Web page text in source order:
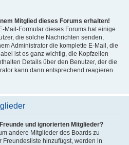
Mitglied dieses Forums erhalten!
Mail-Formular dieses Forums hat einige
die solche Nachrichten senden,
Administrator die komplette E-Mail, die
ist es ganz wichtig, die Kopfzeilen
Details über den Benutzer, der die
kann dann entsprechend reagieren.
und ignorierten Mitglieder?
andere Mitglieder des Boards zu
hinzufügst, werden in